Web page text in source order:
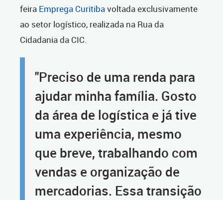
feira Emprega Curitibavoltada exclusivamente
ao setor logístico, realizada na Rua da
Cidadania da CIC.
"Preciso de uma renda para
ajudar minha família. Gosto
da área de logística e já tive
uma experiência, mesmo
que breve, trabalhando com
vendas e organização de
mercadorias. Essa transição